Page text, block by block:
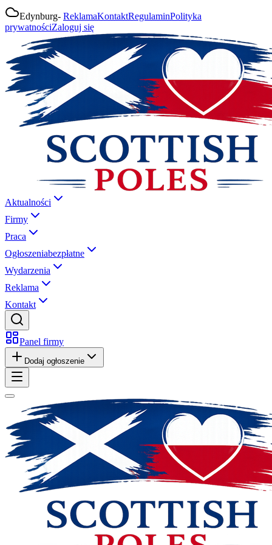
Edynburg- ReklamaKontaktRegulaminPolityka
prywatnościZaloguj się
Aktualności
Firmy
Praca
Ogłoszeniabezpłatne
Wydarzenia
Reklama
Kontakt
Panel firmy
Dodaj ogłoszenie